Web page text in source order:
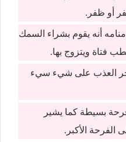
أو ظفر.
أنه يقوم بشراء السمك
فتاة ويتزوج بها.
العذب على شيء سيء
بسيطة كما يشير
الفرحة الأكبر.